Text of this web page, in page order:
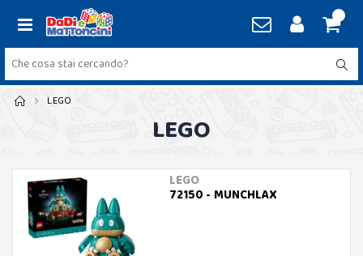
LEGO
LEGO
LEGO
72150 - MUNCHLAX